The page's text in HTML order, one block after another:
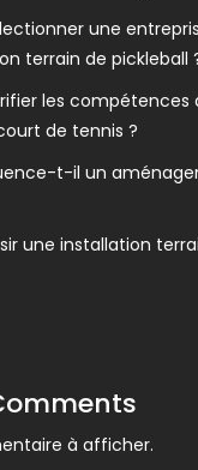
une
terrain de pickleball
les compétences
de tennis ?
t-il un
une installation
à afficher.